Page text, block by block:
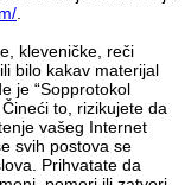
.
kleveničke, reči
bilo kakav materijal
je “Sopprotokol
to, rizikujete da
vašeg Internet
svih postova se
Prihvatate da